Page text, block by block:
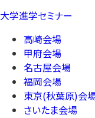
大学進学セミナー
高崎会場
甲府会場
名古屋会場
福岡会場
東京(秋葉原)会
さいたま会場